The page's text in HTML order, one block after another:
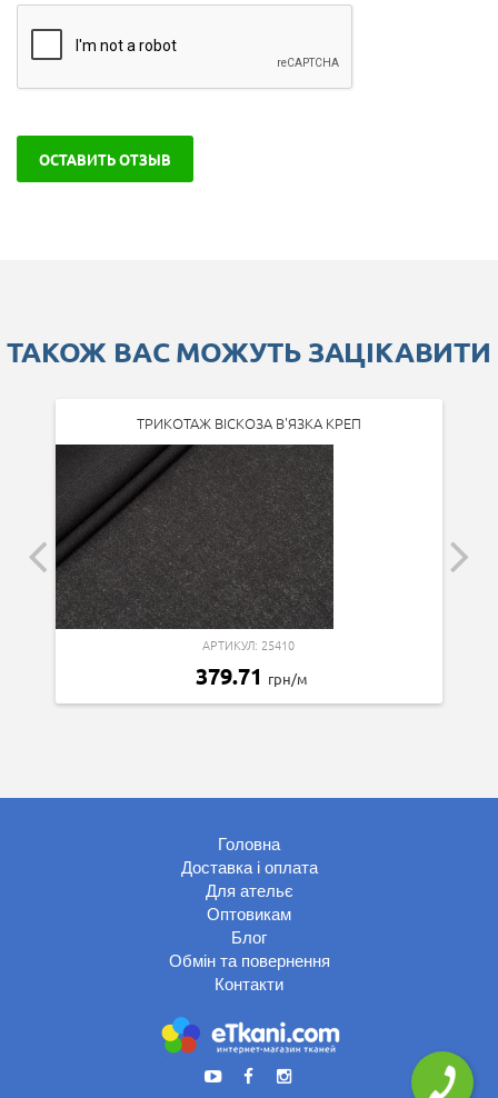
ОСТАВИТЬ ОТЗЫВ
ТАКОЖ ВАС МОЖУТЬ ЗАЦІКАВИТИ
ТРИКОТАЖ ВІСКОЗА В'ЯЗКА КРЕП
АРТИКУЛ: 25410
379.71 грн/м
Головна
Доставка і оплата
Для ательє
Оптовикам
Блог
Обмін та повернення
Контакти